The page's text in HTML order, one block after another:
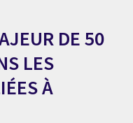
DE 50
LES
À